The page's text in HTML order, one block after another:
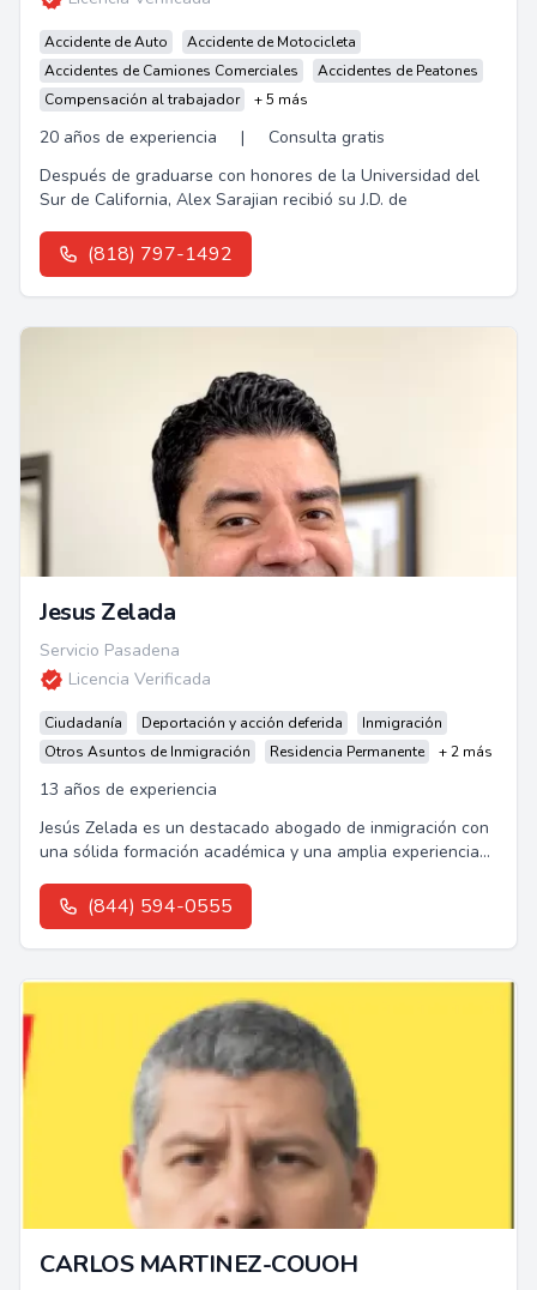
Accidente de Auto
Accidente de Motocicleta
Accidentes de Camiones Comerciales
Accidentes de Peatones
Compensación al trabajador
+ 5 más
20 años de experiencia |
Consulta gratis
Después de graduarse con honores de la Universidad del
Sur de California, Alex Sarajian recibió su J.D. de
(818) 797-1492
Jesus Zelada
Servicio Pasadena
Licencia Verificada
Ciudadanía Deportación y acción deferida
Inmigración
Otros Asuntos de Inmigración
Residencia Permanente + 2 más
13 años de experiencia
Jesús Zelada es un destacado abogado de inmigración con
una sólida formación académica y una amplia experiencia
(844) 594-0555
CARLOS MARTINEZ-COUOH